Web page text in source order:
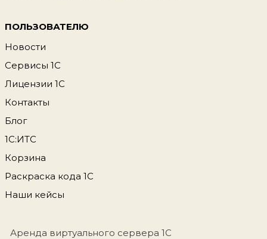
ПОЛЬЗОВАТЕЛЮ
Новости
Сервисы 1С
Лицензии 1С
Контакты
Блог
1С:ИТС
Корзина
Раскраска кода 1С
Наши кейсы
Аренда виртуального сервера 1С